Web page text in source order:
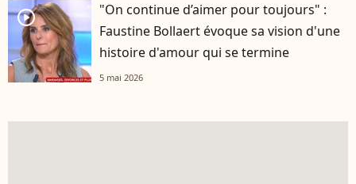
player2
"On continue d’aimer pour toujours" :
Faustine Bollaert évoque sa vision d'une
histoire d'amour qui se termine
5 mai 2026